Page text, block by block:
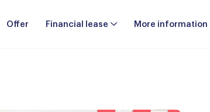
Offer Financial lease More information